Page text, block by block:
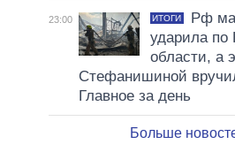
23:00 ИТОГИ
Рф
ударила по
области, а
Стефанишиной
Главное за день
Больше